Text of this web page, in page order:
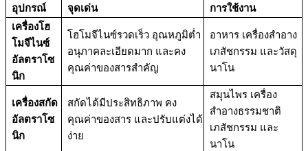
อุปกรณ์ จุดเด่น
การใช้งาน
เครื่องโฮ
โมจีไนซ์
อัลตราโซ
นิก
โฮโมจีไนซ์รวดเร็ว อุณหภูมิต่ำ
อนุภาคละเอียดมาก และคง
คุณค่าของสารสำคัญ
อาหาร เครื่องสำอาง
เภสัชกรรม และวัสดุ
นาโน
เครื่องสกัด
อัลตราโซ
นิก
สกัดได้มีประสิทธิภาพ คง
คุณค่าของสาร และปรับแต่งได้
ง่าย
สมุนไพร เครื่อง
สำอางธรรมชาติ
เภสัชกรรม และ
นาโน